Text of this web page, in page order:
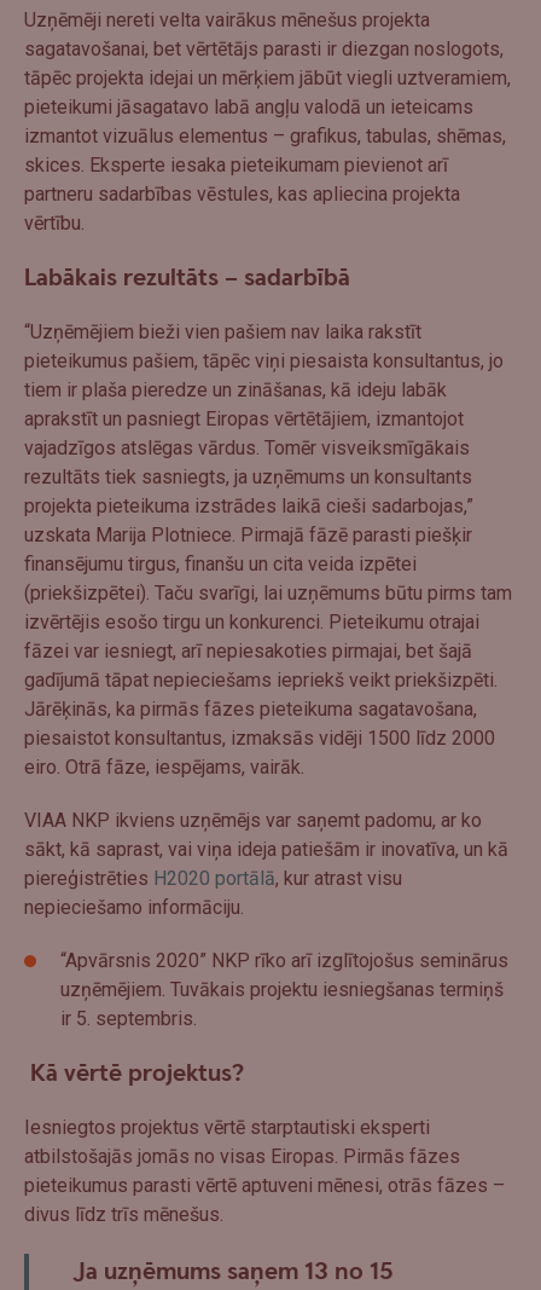
Uzņēmēji nereti velta vairākus mēnešus projekta
sagatavošanai, bet vērtētājs parasti ir diezgan noslogots,
tāpēc projekta idejai un mērķiem jābūt viegli uztveramiem,
pieteikumi jāsagatavo labā angļu valodā un ieteicams
izmantot vizuālus elementus – grafikus, tabulas, shēmas,
skices. Eksperte iesaka pieteikumam pievienot arī
partneru sadarbības vēstules, kas apliecina projekta
vērtību.
Labākais rezultāts – sadarbībā
“Uzņēmējiem bieži vien pašiem nav laika rakstīt
pieteikumus pašiem, tāpēc viņi piesaista konsultantus, jo
tiem ir plaša pieredze un zināšanas, kā ideju labāk
aprakstīt un pasniegt Eiropas vērtētājiem, izmantojot
vajadzīgos atslēgas vārdus. Tomēr visveiksmīgākais
rezultāts tiek sasniegts, ja uzņēmums un konsultants
projekta pieteikuma izstrādes laikā cieši sadarbojas,”
uzskata Marija Plotniece. Pirmajā fāzē parasti piešķir
finansējumu tirgus, finanšu un cita veida izpētei
(priekšizpētei). Taču svarīgi, lai uzņēmums būtu pirms tam
izvērtējis esošo tirgu un konkurenci. Pieteikumu otrajai
fāzei var iesniegt, arī nepiesakoties pirmajai, bet šajā
gadījumā tāpat nepieciešams iepriekš veikt priekšizpēti.
Jārēķinās, ka pirmās fāzes pieteikuma sagatavošana,
piesaistot konsultantus, izmaksās vidēji 1500 līdz 2000
eiro. Otrā fāze, iespējams, vairāk.
VIAA NKP ikviens uzņēmējs var saņemt padomu, ar ko
sākt, kā saprast, vai viņa ideja patiešām ir inovatīva, un kā
piereģistrēties H2020 portālā, kur atrast visu
nepieciešamo informāciju.
“Apvārsnis 2020” NKP rīko arī izglītojošus seminārus
uzņēmējiem. Tuvākais projektu iesniegšanas termiņš
ir 5. septembris.
Kā vērtē projektus?
Iesniegtos projektus vērtē starptautiski eksperti
atbilstošajās jomās no visas Eiropas. Pirmās fāzes
pieteikumus parasti vērtē aptuveni mēnesi, otrās fāzes –
divus līdz trīs mēnešus.
Ja uzņēmums saņem 13 no 15